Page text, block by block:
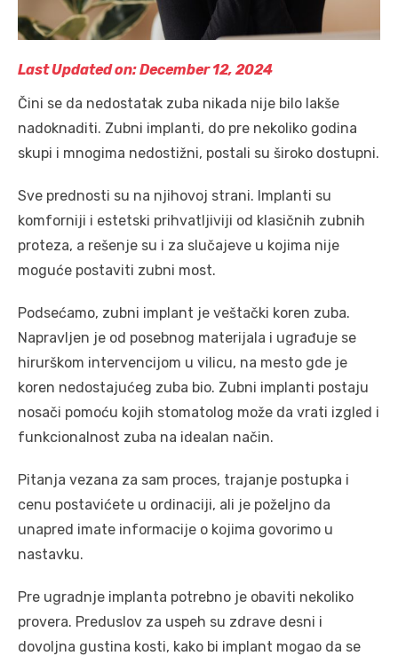
Last Updated on: December 12, 2024
Čini se da nedostatak zuba nikada nije bilo lakše
nadoknaditi. Zubni implanti, do pre nekoliko godina
skupi i mnogima nedostižni, postali su široko dostupni.
Sve prednosti su na njihovoj strani. Implanti su
komforniji i estetski prihvatljiviji od klasičnih zubnih
proteza, a rešenje su i za slučajeve u kojima nije
moguće postaviti zubni most.
Podsećamo, zubni implant je veštački koren zuba.
Napravljen je od posebnog materijala i ugrađuje se
hirurškom intervencijom u vilicu, na mesto gde je
koren nedostajućeg zuba bio. Zubni implanti postaju
nosači pomoću kojih stomatolog može da vrati izgled i
funkcionalnost zuba na idealan način.
Pitanja vezana za sam proces, trajanje postupka i
cenu postavićete u ordinaciji, ali je poželjno da
unapred imate informacije o kojima govorimo u
nastavku.
Pre ugradnje implanta potrebno je obaviti nekoliko
provera. Preduslov za uspeh su zdrave desni i
dovoljna gustina kosti, kako bi implant mogao da se